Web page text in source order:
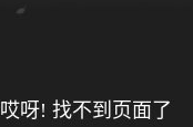
哎呀! 找不到页面了